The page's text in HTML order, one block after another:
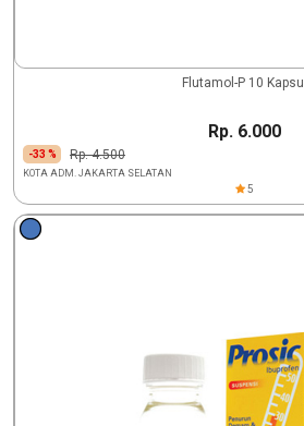
Flutamol-P 10 Kapsul
Rp. 6.000
-33 % Rp. 4.500
KOTA ADM. JAKARTA SELATAN
5